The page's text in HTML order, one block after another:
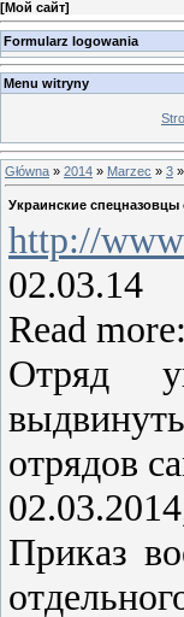
[Мой сайт]
Formularz logowania
Menu witryny
Główna » 2014 » Marzec » 3
Украинские спецназовцы
http://
02.03.14
Read
Отряд
отрядов
Приказ